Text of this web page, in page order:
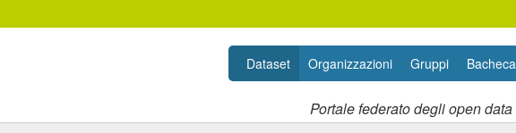
Portale federato degli open
Dataset Organizzazioni Gruppi Bacheca